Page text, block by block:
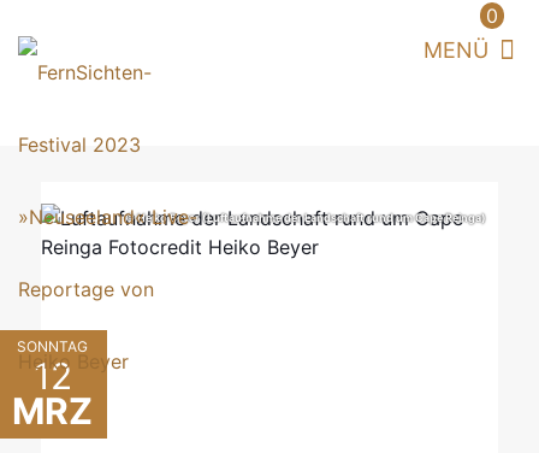
0
SONNTAG
12
MRZ
© Heiko Beyer (Luftaufnahme der Landschaft rund um Cape Reinga)